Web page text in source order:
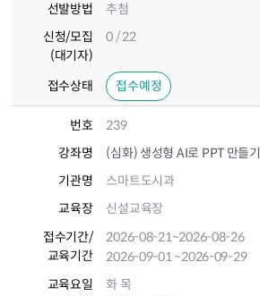
선발방법
추첨
신청/모집
(대기자)
0 / 22
접수상태 접수예정
번호
239
강좌명
(심화) 생성형 AI로 PPT 만들기
기관명
스마트도시과
교육장
신설교육장
접수기간/
교육기간
2026-08-21~2026-08-26
2026-09-01~2026-09-29
교육요일
화 목